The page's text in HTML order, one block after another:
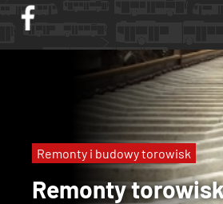
Remonty
Remonty i budowy torowisk